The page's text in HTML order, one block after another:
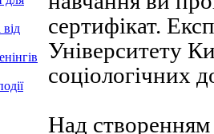
сертифікат.
Університету
соціологічних
Над